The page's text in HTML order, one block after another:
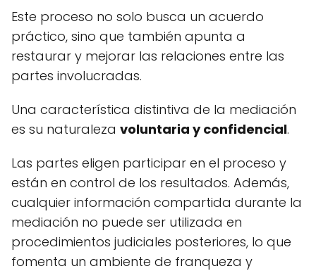
Este proceso no solo busca un acuerdo
práctico, sino que también apunta a
restaurar y mejorar las relaciones entre las
partes involucradas.
Una característica distintiva de la mediación
es su naturaleza voluntaria y confidencial.
Las partes eligen participar en el proceso y
están en control de los resultados. Además,
cualquier información compartida durante la
mediación no puede ser utilizada en
procedimientos judiciales posteriores, lo que
fomenta un ambiente de franqueza y